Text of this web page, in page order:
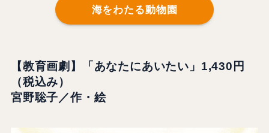
海をわたる動物園
【教育画劇】「あなたにあいたい」1,430円
（税込み）
宮野聡子／作・絵